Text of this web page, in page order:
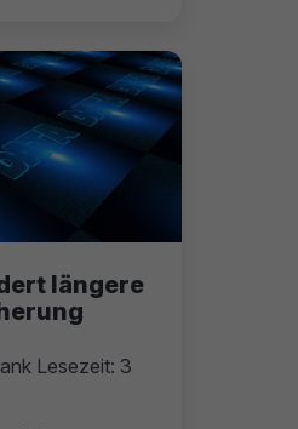
längere
Lesezeit: 3